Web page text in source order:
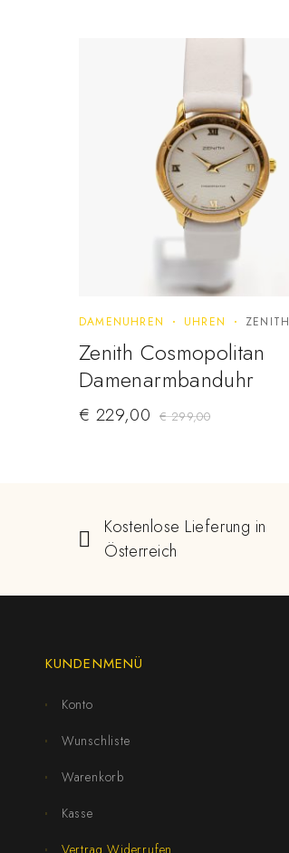
DAMENUHREN UHREN ZENITH
Zenith Cosmopolitan
Damenarmbanduhr
€299,00
€ 229,00
Kostenlose Lieferung in
Österreich
KUNDENMENÜ
Konto
Wunschliste
Warenkorb
Kasse